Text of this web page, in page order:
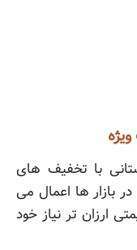
با تخفیف های
بازار ها اعمال می
ارزان تر نیاز خود